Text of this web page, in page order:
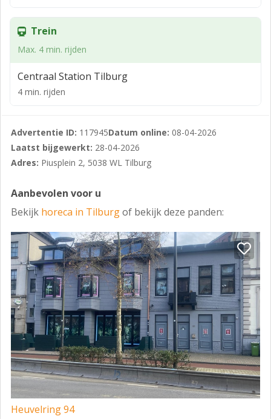
Trein
Max. 4 min. rijden
Centraal Station Tilburg
4 min. rijden
Advertentie ID: 117945Datum online: 08-04-2026
Laatst bijgewerkt: 28-04-2026
Adres: Piusplein 2, 5038 WL Tilburg
Aanbevolen voor u
Bekijk horeca in Tilburgof bekijk deze panden:
Heuvelring 94